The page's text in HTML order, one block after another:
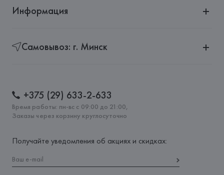
Информация
Самовывоз: г. Минск
+375 (29) 633-2-633
Время работы: пн-вс с 09:00 до 21:00,
Заказы через корзину круглосуточно
Получайте уведомления об акциях и скидках: